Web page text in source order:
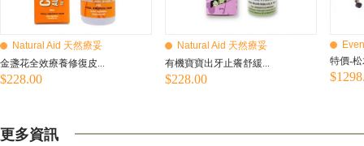
Natural Aid 天然療妥
金盞花全效療養修復皮...
$228.00
Natural Aid 天然療妥
有機寶寶出牙止癢舒緩...
$228.00
特價-
更多資訊